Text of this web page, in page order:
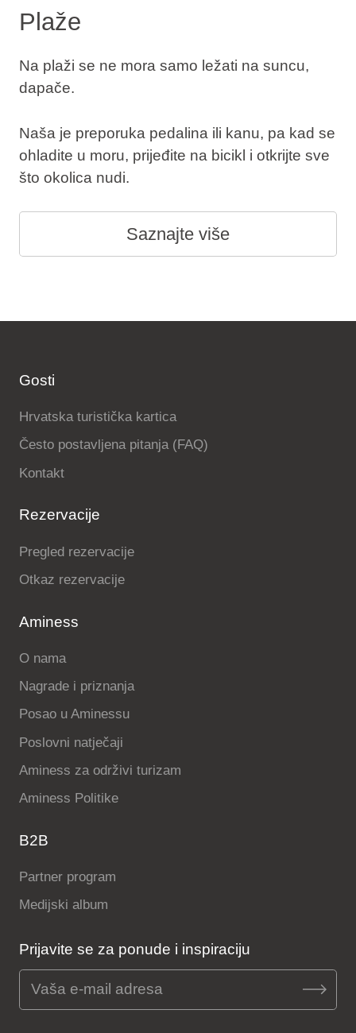
Plaže
Na plaži se ne mora samo ležati na suncu,
dapače.
Naša je preporuka pedalina ili kanu, pa kad se
ohladite u moru, prijeđite na bicikl i otkrijte sve
što okolica nudi.
Saznajte više
Gosti
Hrvatska turistička kartica
Često postavljena pitanja (FAQ)
Kontakt
Rezervacije
Pregled rezervacije
Otkaz rezervacije
Aminess
O nama
Nagrade i priznanja
Posao u Aminessu
Poslovni natječaji
Aminess za održivi turizam
Aminess Politike
B2B
Partner program
Medijski album
Prijavite se za ponude i inspiraciju